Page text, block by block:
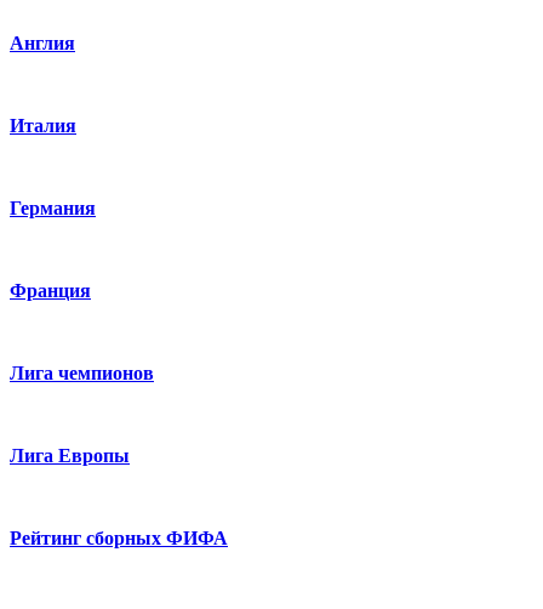
Англия
Италия
Германия
Франция
Лига чемпионов
Лига Европы
Рейтинг сборных ФИФА